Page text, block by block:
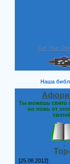
Get Your
Наша
Ты можешь свято
но ложь от
[25.08.2012]